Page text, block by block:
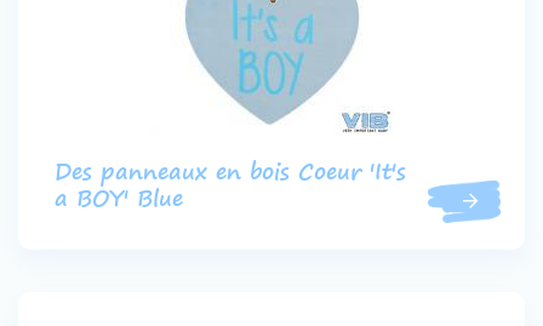
Des panneaux en bois Coeur 'It's
a BOY' Blue